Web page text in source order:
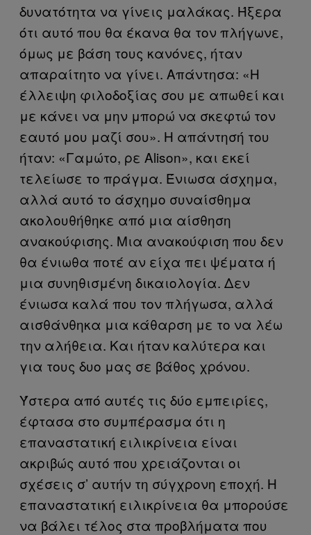
δυνατότητα να γίνεις μαλάκας. Ήξερα
ότι αυτό που θα έκανα θα τον πλήγωνε,
όμως με βάση τους κανόνες, ήταν
απαραίτητο να γίνει. Απάντησα: «Η
έλλειψη φιλοδοξίας σου με απωθεί και
με κάνει να μην μπορώ να σκεφτώ τον
εαυτό μου μαζί σου». Η απάντησή του
ήταν: «Γαμώτο, ρε Alison», και εκεί
τελείωσε το πράγμα. Ένιωσα άσχημα,
αλλά αυτό το άσχημο συναίσθημα
ακολουθήθηκε από μια αίσθηση
ανακούφισης. Μια ανακούφιση που δεν
θα ένιωθα ποτέ αν είχα πει ψέματα ή
μια συνηθισμένη δικαιολογία. Δεν
ένιωσα καλά που τον πλήγωσα, αλλά
αισθάνθηκα μια κάθαρση με το να λέω
την αλήθεια. Και ήταν καλύτερα και
για τους δυο μας σε βάθος χρόνου.
Ύστερα από αυτές τις δύο εμπειρίες,
έφτασα στο συμπέρασμα ότι η
επαναστατική ειλικρίνεια είναι
ακριβώς αυτό που χρειάζονται οι
σχέσεις σ’ αυτήν τη σύγχρονη εποχή. Η
επαναστατική ειλικρίνεια θα μπορούσε
να βάλει τέλος στα προβλήματα που